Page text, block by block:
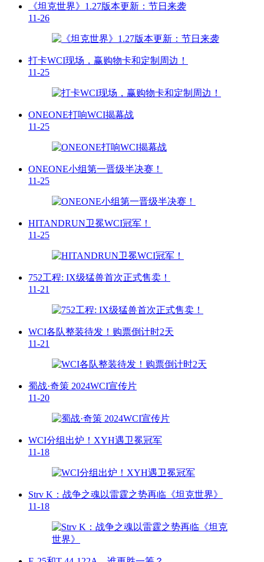
《坦克世界》1.27版本更新：节日来袭
11-26
打卡WCI现场，赢购物卡和定制周边！
11-25
ONEONE打响WCI揭幕战
11-25
ONEONE小组第一晋级半决赛！
11-25
HITANDRUN卫冕WCI冠军！
11-25
752工程: IX级猛兽首次正式售卖！
11-21
WCI各队整装待发！购票倒计时2天
11-21
蜀战·奇策 2024WCI宣传片
11-20
WCI分组出炉！XYH遇卫冕冠军
11-18
Strv K：战争之魂以雷霆之势再临《坦克世界》
11-18